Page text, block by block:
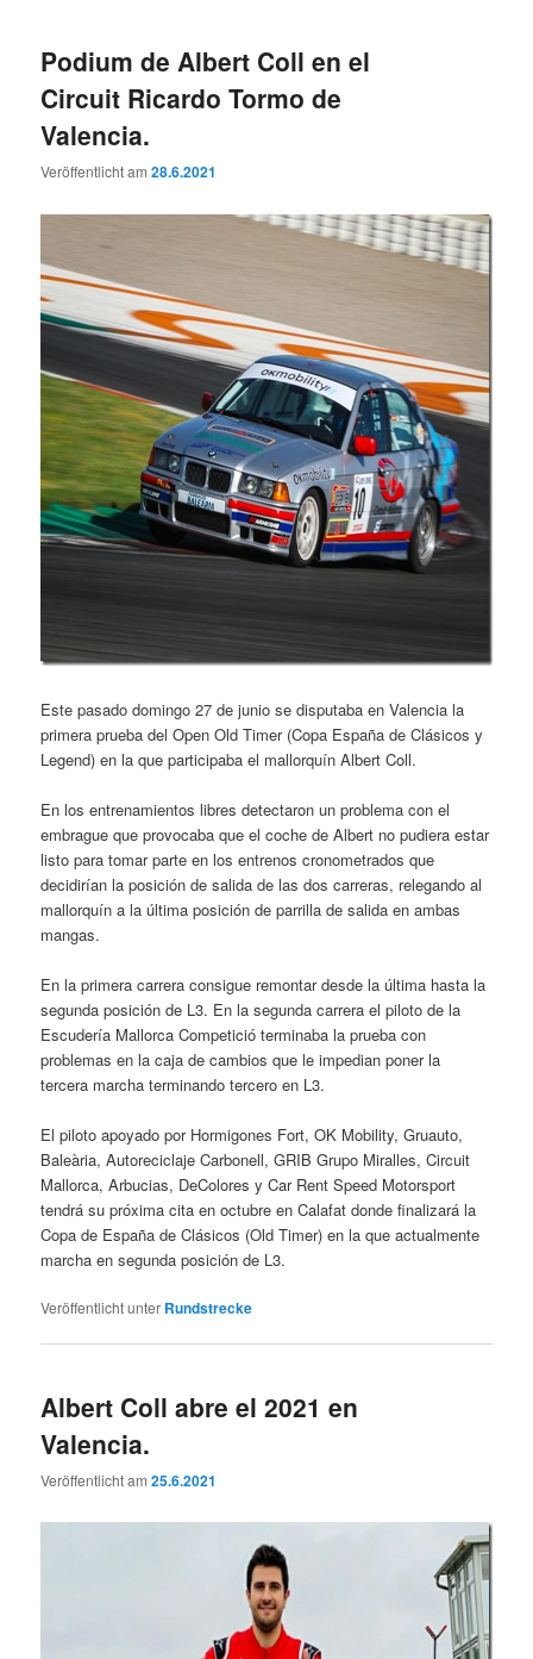
Podium de Albert Coll en el
Circuit Ricardo Tormo de
Valencia.
Veröffentlicht am28.6.2021
Este pasado domingo 27 de junio se disputaba en Valencia la
primera prueba del Open Old Timer (Copa España de Clásicos y
Legend) en la que participaba el mallorquín Albert Coll.
En los entrenamientos libres detectaron un problema con el
embrague que provocaba que el coche de Albert no pudiera estar
listo para tomar parte en los entrenos cronometrados que
decidirían la posición de salida de las dos carreras, relegando al
mallorquín a la última posición de parrilla de salida en ambas
mangas.
En la primera carrera consigue remontar desde la última hasta la
segunda posición de L3. En la segunda carrera el piloto de la
Escudería Mallorca Competició terminaba la prueba con
problemas en la caja de cambios que le impedian poner la
tercera marcha terminando tercero en L3.
El piloto apoyado por Hormigones Fort, OK Mobility, Gruauto,
Baleària, Autoreciclaje Carbonell, GRIB Grupo Miralles, Circuit
Mallorca, Arbucias, DeColores y Car Rent Speed Motorsport
tendrá su próxima cita en octubre en Calafat donde finalizará la
Copa de España de Clásicos (Old Timer) en la que actualmente
marcha en segunda posición de L3.
Veröffentlicht unter Rundstrecke
Albert Coll abre el 2021 en
Valencia.
Veröffentlicht am25.6.2021